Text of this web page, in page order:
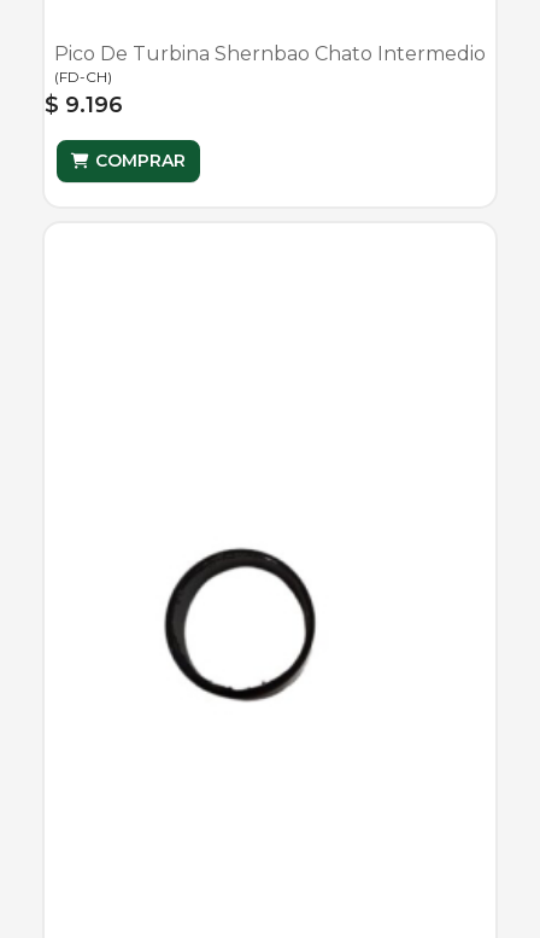
Pico De Turbina Shernbao Chato Intermedio
(FD-CH)
$ 9.196
COMPRAR